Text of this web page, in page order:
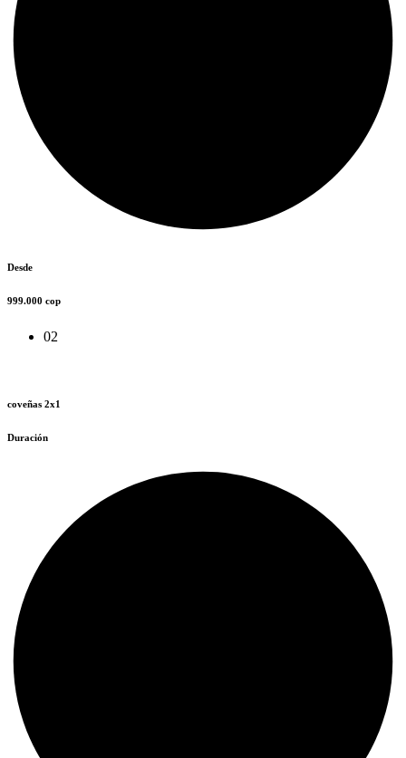
Desde
999.000 cop
02
coveñas 2x1
Duración